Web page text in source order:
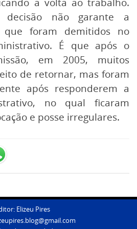
não garante a
que foram demitidos no
É que após o
em 2005, muitos
de retornar, mas foram
após responderem a
no qual ficaram
e posse irregulares.
Elizeu Pires